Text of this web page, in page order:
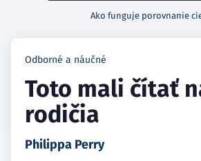
Ako funguje porovnanie
Odborné a náučné
Toto mali čítať
rodičia
Philippa Perry